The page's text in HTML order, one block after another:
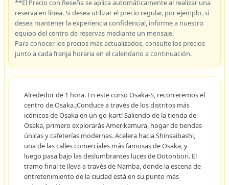
**El Precio con Reseña se aplica automáticamente al realizar una
reserva en línea. Si desea utilizar el precio regular, por ejemplo, si
desea mantener la experiencia confidencial, informe a nuestro
equipo del centro de reservas mediante un mensaje.
Para conocer los precios más actualizados, consulte los precios
junto a cada franja horaria en el calendario a continuación.
Alrededor de 1 hora. En este curso Osaka-S, recorreremos el
centro de Osaka.¡Conduce a través de los distritos más
icónicos de Osaka en un go-kart! Saliendo de la tienda de
Osaka, primero explorarás Amerikamura, hogar de tiendas
únicas y cafeterías modernas. Acelera hacia Shinsaibashi,
una de las calles comerciales más famosas de Osaka, y
luego pasa bajo las deslumbrantes luces de Dotonbori. El
tramo final te lleva a través de Namba, donde la escena de
entretenimiento de la ciudad está en su punto más